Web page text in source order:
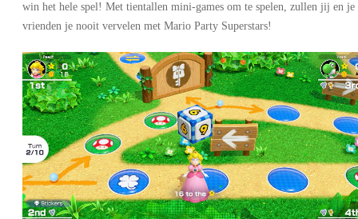
win het hele spel! Met tientallen mini-games om te spelen, zullen jij en je
vrienden je nooit vervelen met Mario Party Superstars!